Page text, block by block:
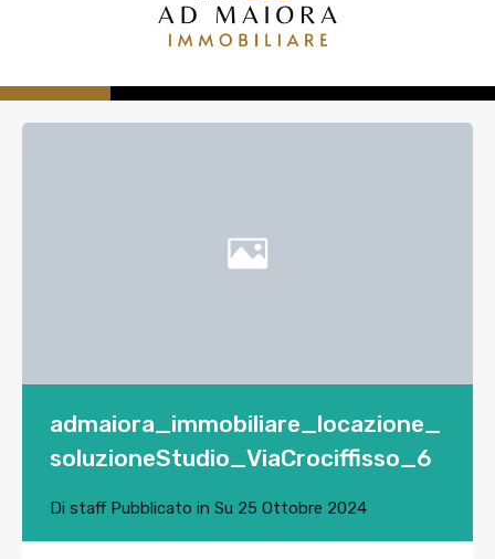
admaiora_immobiliare_locazione_
soluzioneStudio_ViaCrociffisso_6
Di staffPubblicato in Su 25 Ottobre 2024